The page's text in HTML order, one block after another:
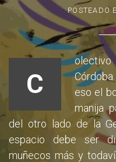
POSTEADO
C
olectivo
eso el
manija
del otro lado de la
espacio debe ser
muñecos más y